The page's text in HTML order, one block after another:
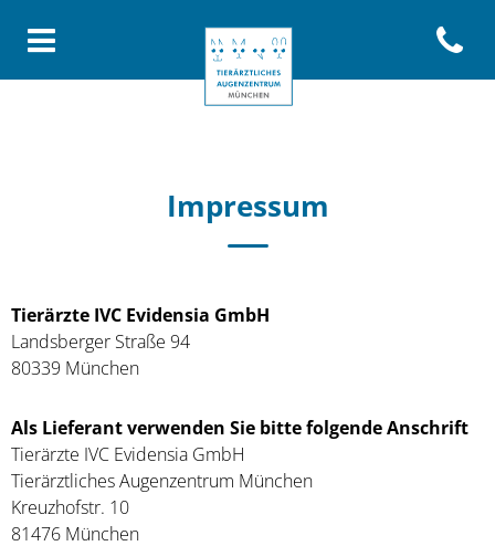
Homepage Tierärztliches
Open
Impressum
Tierärzte IVC Evidensia GmbH
Landsberger Straße 94
​80339 München
Als Lieferant verwenden Sie bitte folgende Anschrift
Tierärzte IVC Evidensia GmbH
Tierärztliches Augenzentrum München
Kreuzhofstr. 10
81476 München